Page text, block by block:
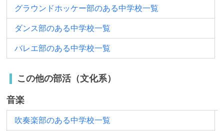
グラウンドホッケー部のある中学校一覧
ダンス部のある中学校一覧
バレエ部のある中学校一覧
この他の部活（文化系）
音楽
吹奏楽部のある中学校一覧